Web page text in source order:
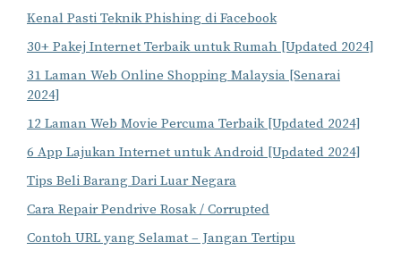
Kenal Pasti Teknik Phishing di Facebook
30+ Pakej Internet Terbaik untuk Rumah [Updated 2024]
31 Laman Web Online Shopping Malaysia [Senarai
2024]
12 Laman Web Movie Percuma Terbaik [Updated 2024]
6 App Lajukan Internet untuk Android [Updated 2024]
Tips Beli Barang Dari Luar Negara
Cara Repair Pendrive Rosak / Corrupted
Contoh URL yang Selamat – Jangan Tertipu